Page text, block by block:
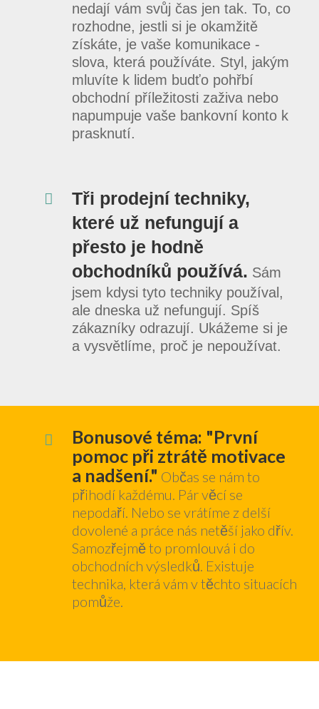
nedají vám svůj čas jen tak. To, co
rozhodne, jestli si je okamžitě
získáte, je vaše komunikace -
slova, která používáte. Styl, jakým
mluvíte k lidem budťo pohřbí
obchodní příležitosti zaživa nebo
napumpuje vaše bankovní konto k
prasknutí.
Tři prodejní techniky,
které už nefungují a
přesto je hodně
obchodníků používá. Sám
jsem kdysi tyto techniky používal,
ale dneska už nefungují. Spíš
zákazníky odrazují. Ukážeme si je
a vysvětlíme, proč je nepoužívat.
Bonusové téma: "První
pomoc při ztrátě motivace
a nadšení." Občas se nám to
přihodí každému. Pár věcí se
nepodaří. Nebo se vrátíme z delší
dovolené a práce nás netěší jako dřív.
Samozřejmě to promlouvá i do
obchodních výsledků. Existuje
technika, která vám v těchto situacích
pomůže.